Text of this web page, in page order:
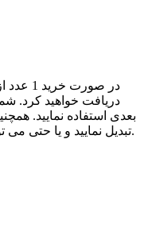
دریافت خواهید کرد.
بعدی استفاده نمایید.
تبدیل نمایید و یا حتی می توانید به حساب بانکی خود نیز واریز کنید.